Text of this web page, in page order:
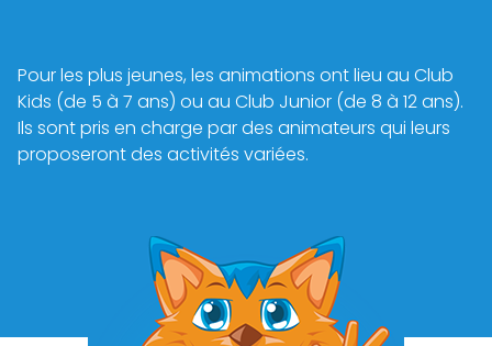
Pour les plus jeunes, les animations ont lieu au Club
Kids (de 5 à 7 ans) ou au Club Junior (de 8 à 12 ans).
Ils sont pris en charge par des animateurs qui leurs
proposeront des activités variées.